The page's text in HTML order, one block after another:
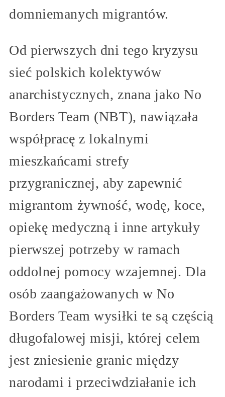
domniemanych migrantów.
Od pierwszych dni tego kryzysu
sieć polskich kolektywów
anarchistycznych, znana jako No
Borders Team (NBT), nawiązała
współpracę z lokalnymi
mieszkańcami strefy
przygranicznej, aby zapewnić
migrantom żywność, wodę, koce,
opiekę medyczną i inne artykuły
pierwszej potrzeby w ramach
oddolnej pomocy wzajemnej. Dla
osób zaangażowanych w No
Borders Team wysiłki te są częścią
długofalowej misji, której celem
jest zniesienie granic między
narodami i przeciwdziałanie ich